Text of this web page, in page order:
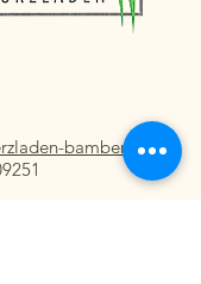
bamberg.de